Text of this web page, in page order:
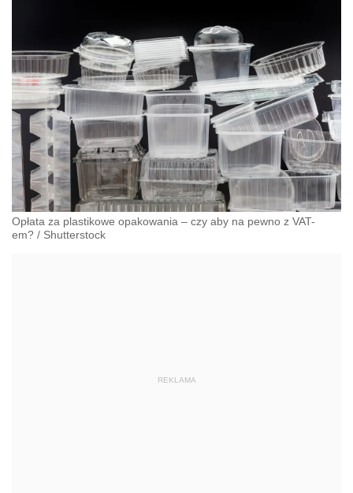
Opłata za plastikowe opakowania – czy aby na pewno z VAT-
em? / Shutterstock